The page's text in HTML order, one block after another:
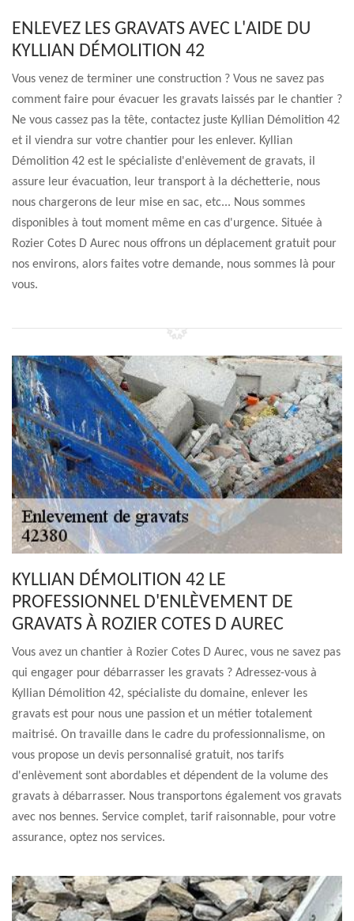
ENLEVEZ LES GRAVATS AVEC L'AIDE DU
KYLLIAN DÉMOLITION 42
Vous venez de terminer une construction ? Vous ne savez pas
comment faire pour évacuer les gravats laissés par le chantier ?
Ne vous cassez pas la tête, contactez juste Kyllian Démolition 42
et il viendra sur votre chantier pour les enlever. Kyllian
Démolition 42 est le spécialiste d'enlèvement de gravats, il
assure leur évacuation, leur transport à la déchetterie, nous
nous chargerons de leur mise en sac, etc... Nous sommes
disponibles à tout moment même en cas d'urgence. Située à
Rozier Cotes D Aurec nous offrons un déplacement gratuit pour
nos environs, alors faites votre demande, nous sommes là pour
vous.
KYLLIAN DÉMOLITION 42 LE
PROFESSIONNEL D'ENLÈVEMENT DE
GRAVATS À ROZIER COTES D AUREC
Vous avez un chantier à Rozier Cotes D Aurec, vous ne savez pas
qui engager pour débarrasser les gravats ? Adressez-vous à
Kyllian Démolition 42, spécialiste du domaine, enlever les
gravats est pour nous une passion et un métier totalement
maitrisé. On travaille dans le cadre du professionnalisme, on
vous propose un devis personnalisé gratuit, nos tarifs
d'enlèvement sont abordables et dépendent de la volume des
gravats à débarrasser. Nous transportons également vos gravats
avec nos bennes. Service complet, tarif raisonnable, pour votre
assurance, optez nos services.